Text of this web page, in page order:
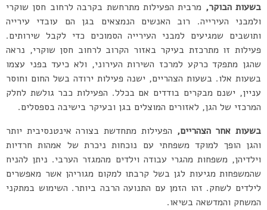
בשעות הבוקר, מרבית הפעילות מתרחשת בקרבה לרחוב חסן שוקרי
ולמבני העירייה. רוב האנשים הנמצאים בגן הם עובדי עירייה
ותושבים שמגיעים למבני העירייה הסמוכים כדי לקבל שירותים.
פעילות זו מתרכזת בעיקר באזור הקרוב לרחוב חסן שוקרי, נראה
שהגן מתפקד כרקע למרכז השירות העירוני, ולא כיעד בפני עצמו
בשעות אלו. בשעות הצהריים, ישנה פעילות ירודה בשל החום וחוסר
עניין, ישנם מבקרים בודדים אם בכלל. הפעילות כבר גולשת לחלק
המרכזי של הגן, לאזורים המוצלים בגן ובעיקר בישיבה בספסלים.
בשעות אחר הצהריים, הפעילות מתחדשת בצורה אינטנסיבית יותר
והגן הופך למוקד משפחתי עם נוכחות ניכרת של אמהות חרדיות
וילדיהן, משפחות מהגרי עבודה וילדים מהמגזר הערבי. ניתן להניח
שהמשפחות מגיעות לגן בשל קרבתו למקום מגוריהן אשר מאפשרים
לילדים לשחק. זהו הזמן עם התנועה הרבה ביותר. השימוש במתקני
המשחק והמדשאה בשיאו.